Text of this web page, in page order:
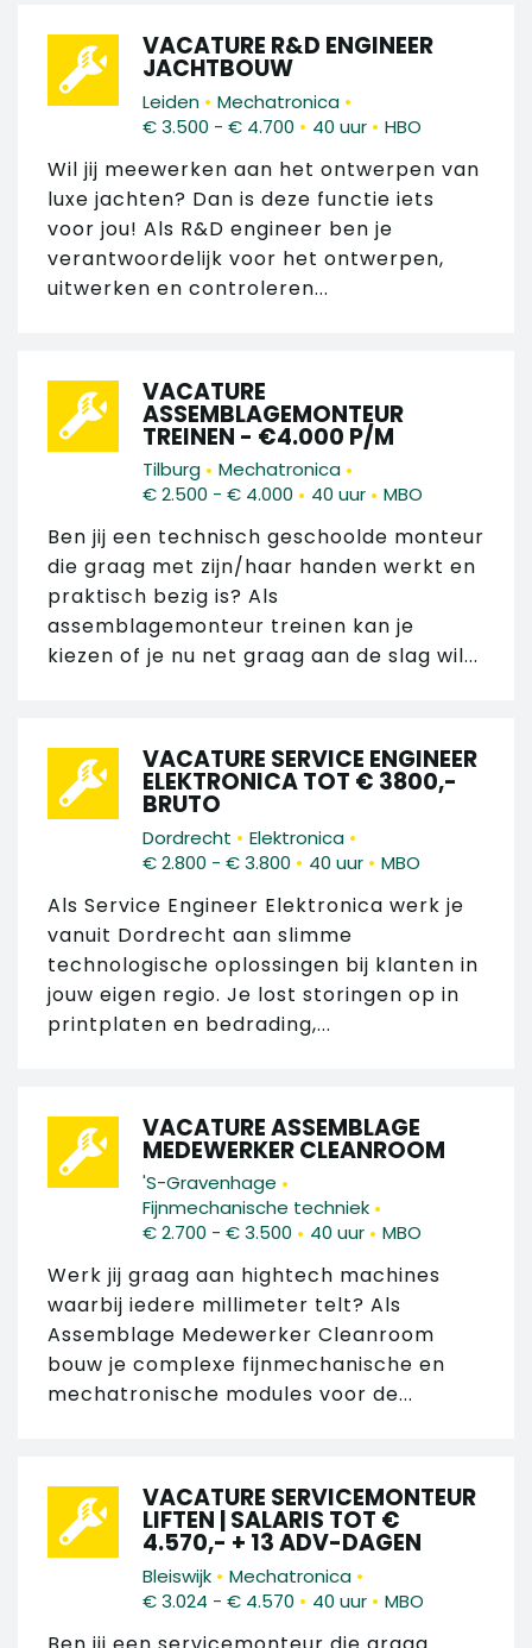
VACATURE R&D ENGINEER
JACHTBOUW
Leiden • Mechatronica •
€ 3.500 - € 4.700 • 40 uur • HBO
Wil jij meewerken aan het ontwerpen van
luxe jachten? Dan is deze functie iets
voor jou! Als R&D engineer ben je
verantwoordelijk voor het ontwerpen,
uitwerken en controleren...
VACATURE
ASSEMBLAGEMONTEUR
TREINEN - €4.000 P/M
Tilburg • Mechatronica •
€ 2.500 - € 4.000 • 40 uur • MBO
Ben jij een technisch geschoolde monteur
die graag met zijn/haar handen werkt en
praktisch bezig is? Als
assemblagemonteur treinen kan je
kiezen of je nu net graag aan de slag wil...
VACATURE SERVICE ENGINEER
ELEKTRONICA TOT € 3800,-
BRUTO
Dordrecht • Elektronica •
€ 2.800 - € 3.800 • 40 uur • MBO
Als Service Engineer Elektronica werk je
vanuit Dordrecht aan slimme
technologische oplossingen bij klanten in
jouw eigen regio. Je lost storingen op in
printplaten en bedrading,...
VACATURE ASSEMBLAGE
MEDEWERKER CLEANROOM
'S-Gravenhage •
Fijnmechanische techniek •
€ 2.700 - € 3.500 • 40 uur • MBO
Werk jij graag aan hightech machines
waarbij iedere millimeter telt? Als
Assemblage Medewerker Cleanroom
bouw je complexe fijnmechanische en
mechatronische modules voor de...
VACATURE SERVICEMONTEUR
LIFTEN | SALARIS TOT €
4.570,- + 13 ADV-DAGEN
Bleiswijk • Mechatronica •
€ 3.024 - € 4.570 • 40 uur • MBO